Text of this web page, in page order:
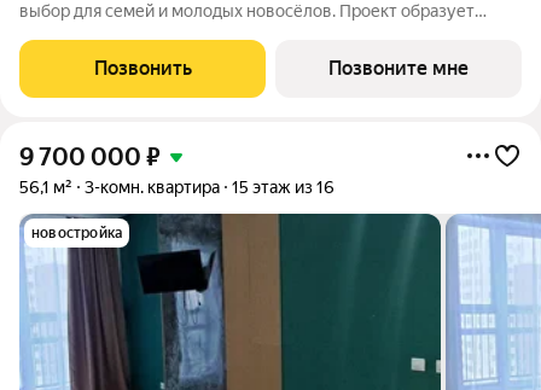
выбор для семей и молодых новосёлов. Проект образует
-Космонавта Беляева - Одоевского. Новый жилой комплекс
гармонично вписан в сложившуюся
Позвонить Позвоните мне
9 700 000 ₽
56,1 м² 3-комн. квартира 15 этаж из 16
новостройка